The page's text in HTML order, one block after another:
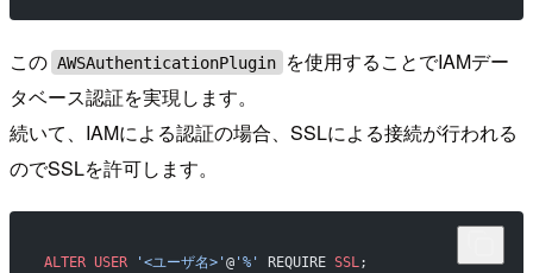
この AWSAuthenticationPlugin
を使用することでIAMデー
タベース認証を実現します。
続いて、IAMによる認証の場合、SSLによる接続が行われる
のでSSLを許可します。
ALTER USER '<ユーザ名>' @'%' REQUIRE SSL;